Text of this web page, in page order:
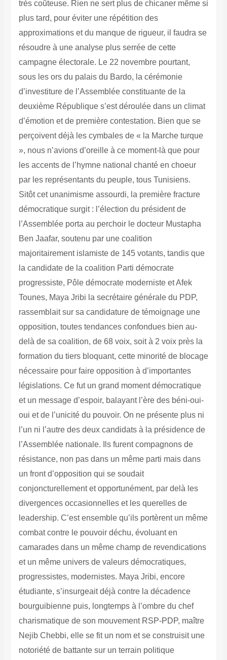
très coûteuse. Rien ne sert plus de chicaner même si
plus tard, pour éviter une répétition des
approximations et du manque de rigueur, il faudra se
résoudre à une analyse plus serrée de cette
campagne électorale. Le 22 novembre pourtant,
sous les ors du palais du Bardo, la cérémonie
d’investiture de l’Assemblée constituante de la
deuxième République s’est déroulée dans un climat
d’émotion et de première contestation. Bien que se
perçoivent déjà les cymbales de « la Marche turque
», nous n’avions d’oreille à ce moment-là que pour
les accents de l’hymne national chanté en choeur
par les représentants du peuple, tous Tunisiens.
Sitôt cet unanimisme assourdi, la première fracture
démocratique surgit : l’élection du président de
l’Assemblée porta au perchoir le docteur Mustapha
Ben Jaafar, soutenu par une coalition
majoritairement islamiste de 145 votants, tandis que
la candidate de la coalition Parti démocrate
progressiste, Pôle démocrate moderniste et Afek
Tounes, Maya Jribi la secrétaire générale du PDP,
rassemblait sur sa candidature de témoignage une
opposition, toutes tendances confondues bien au-
delà de sa coalition, de 68 voix, soit à 2 voix près la
formation du tiers bloquant, cette minorité de blocage
nécessaire pour faire opposition à d’importantes
législations. Ce fut un grand moment démocratique
et un message d’espoir, balayant l’ère des béni-oui-
oui et de l’unicité du pouvoir. On ne présente plus ni
l’un ni l’autre des deux candidats à la présidence de
l’Assemblée nationale. Ils furent compagnons de
résistance, non pas dans un même parti mais dans
un front d’opposition qui se soudait
conjoncturellement et opportunément, par delà les
divergences occasionnelles et les querelles de
leadership. C’est ensemble qu’ils portèrent un même
combat contre le pouvoir déchu, évoluant en
camarades dans un même champ de revendications
et un même univers de valeurs démocratiques,
progressistes, modernistes. Maya Jribi, encore
étudiante, s’insurgeait déjà contre la décadence
bourguibienne puis, longtemps à l’ombre du chef
charismatique de son mouvement RSP-PDP, maître
Nejib Chebbi, elle se fit un nom et se construisit une
notoriété de battante sur un terrain politique